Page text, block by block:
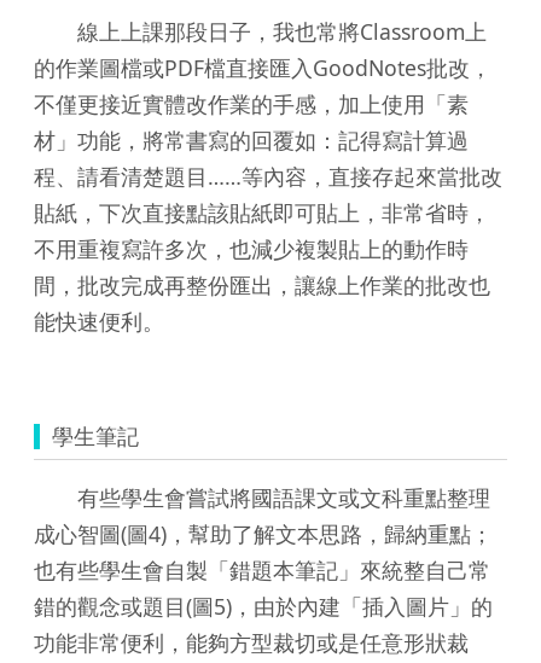
線上上課那段日子，我也常將Classroom上
的作業圖檔或PDF檔直接匯入GoodNotes批改，
不僅更接近實體改作業的手感，加上使用「素
材」功能，將常書寫的回覆如：記得寫計算過
程、請看清楚題目……等內容，直接存起來當批改
貼紙，下次直接點該貼紙即可貼上，非常省時，
不用重複寫許多次，也減少複製貼上的動作時
間，批改完成再整份匯出，讓線上作業的批改也
能快速便利。
學生筆記
有些學生會嘗試將國語課文或文科重點整理
成心智圖(圖4)，幫助了解文本思路，歸納重點；
也有些學生會自製「錯題本筆記」來統整自己常
錯的觀念或題目(圖5)，由於內建「插入圖片」的
功能非常便利，能夠方型裁切或是任意形狀裁